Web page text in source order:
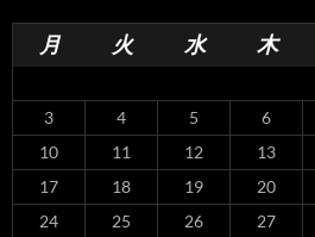
月 火 水 木
3
4 5 6
10
11 12 13
17
18 19 20
24
25 26 27